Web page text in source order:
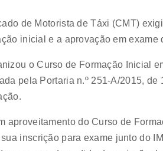
de Motorista de Táxi (CMT)
inicial e a aprovação em exame
o Curso de Formação Inicial
pela Portaria n.º 251-A/2015,
aproveitamento do Curso de
inscrição para exame junto do